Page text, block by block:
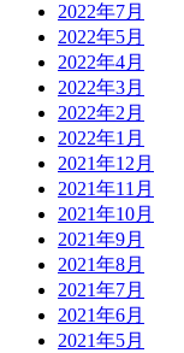
2022年7月
2022年5月
2022年4月
2022年3月
2022年2月
2022年1月
2021年12月
2021年11月
2021年10月
2021年9月
2021年8月
2021年7月
2021年6月
2021年5月